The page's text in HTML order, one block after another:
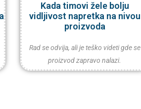
Kada timovi žele bolju
vidljivost napretka na nivou
proizvoda
Rad se odvija, ali je teško videti gde se
proizvod zapravo nalazi.